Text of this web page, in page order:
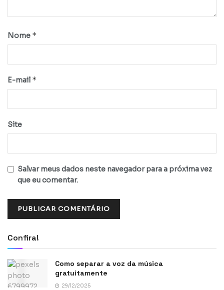
Nome *
E-mail *
Site
Salvar meus dados neste navegador para a próxima vez
que eu comentar.
Confira!
Como separar a voz da música
gratuitamente
29/12/2025